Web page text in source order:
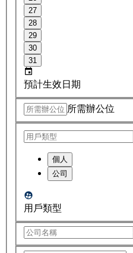
27
28
29
30
31
預計生效日期
所需辦公位
個人
公司
用戶類型